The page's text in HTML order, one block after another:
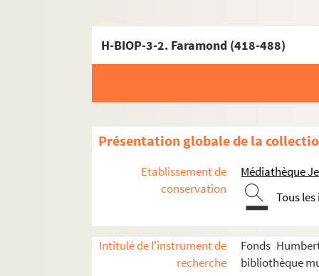
H-BIOP-3-2. Faramond (418-488)
Présentation globale de la
Etablissement de
conservation
Médiathèque
Tous
Intitulé de l'instrument de
recherche
Fonds
bibliothèque